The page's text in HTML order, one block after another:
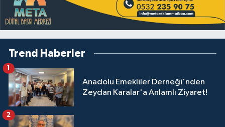
Trend Haberler
Anadolu Emekliler Derneği'nden
Zeydan Karalar'a Anlamlı Ziyaret!
1
2